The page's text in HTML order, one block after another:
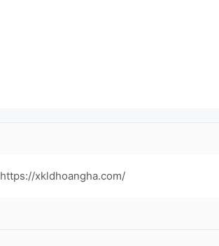
https://xkldhoangha.com/